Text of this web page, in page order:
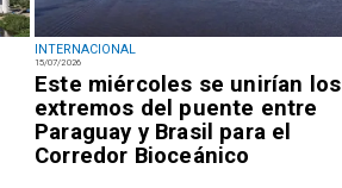
INTERNACIONAL
15/07/2026
Este miércoles se unirían los
extremos del puente entre
Paraguay y Brasil para el
Corredor Bioceánico